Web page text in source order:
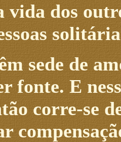
vida dos
sede de
fonte. E
corre-se